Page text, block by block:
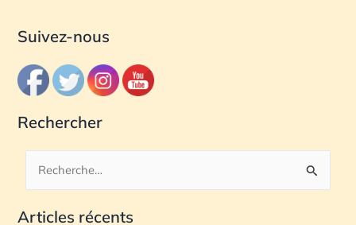
Suivez-nous
Rechercher
c
Articles récents